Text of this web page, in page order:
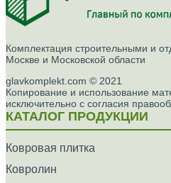
Комплектация строительными и
Москве и Московской области
glavkomplekt.com © 2021
Копирование и использование
исключительно с согласия
КАТАЛОГ ПРОДУКЦИИ
Ковровая плитка
Ковролин